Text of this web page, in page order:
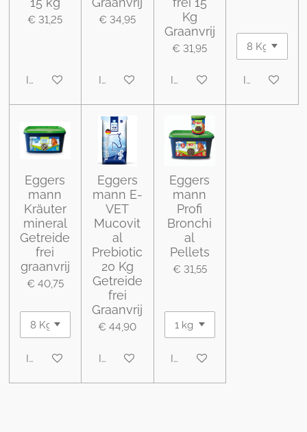
€ 31,25
In winkelwagen
€ 34,95
In winkelwagen
Kg
Graanvrij
€ 31,95
In winkelwagenIn
Eggers
mann
Kräuter
mineral
Getreide
frei
graanvrij
€ 40,75
In winkelwagen
Eggers
mann E-
VET
Mucovit
al
Prebiotic
20 Kg
Getreide
frei
Graanvrij
€ 44,90
In winkelwagen
Eggers
mann
Profi
Bronchi
al
Pellets
€ 31,55
In winkelwagen